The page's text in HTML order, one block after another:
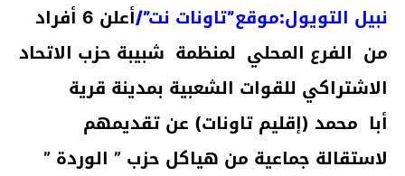
نبيل التويول:موقع”تاونات نت”/
أعلن 6 أفراد
من الفرع المحلي لمنظمة شبيبة حزب الاتحاد
الاشتراكي للقوات الشعبية بمدينة قرية
أبا محمد (إقليم تاونات) عن تقديمهم
لاستقالة جماعية من هياكل حزب ” الوردة ”